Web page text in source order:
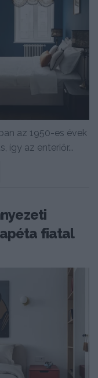
az 1950-es évek
így az enteriőr...
fiatal